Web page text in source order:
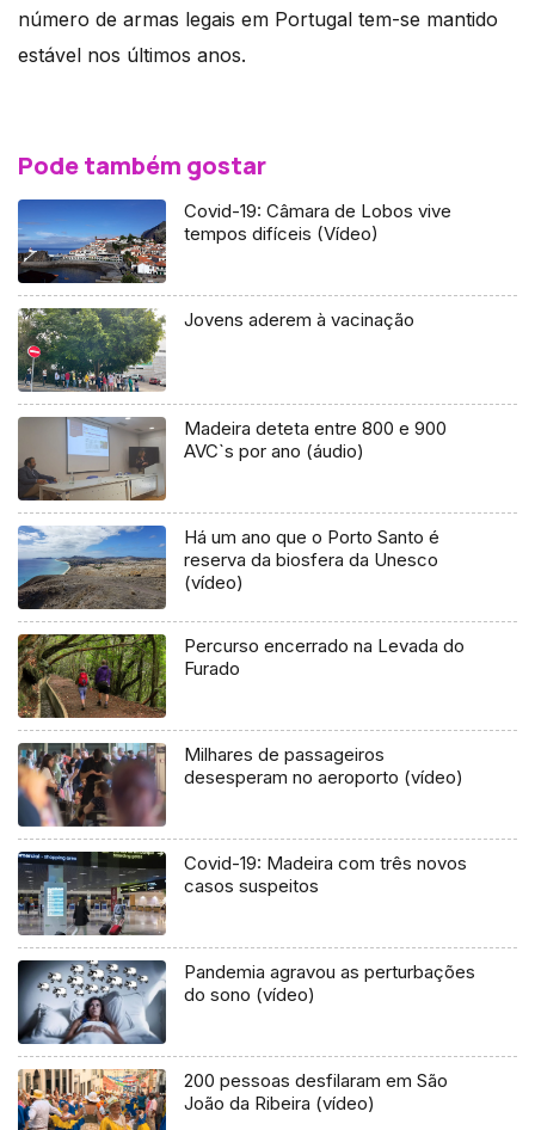
número de armas legais em Portugal tem-se mantido
estável nos últimos anos.
Pode também gostar
Covid-19: Câmara de Lobos vive
tempos difíceis (Vídeo)
Jovens aderem à vacinação
Madeira deteta entre 800 e 900
AVC`s por ano (áudio)
Há um ano que o Porto Santo é
reserva da biosfera da Unesco
(vídeo)
Percurso encerrado na Levada do
Furado
Milhares de passageiros
desesperam no aeroporto (vídeo)
Covid-19: Madeira com três novos
casos suspeitos
Pandemia agravou as perturbações
do sono (vídeo)
200 pessoas desfilaram em São
João da Ribeira (vídeo)